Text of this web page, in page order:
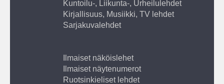
Kuntoilu-, Liikunta-, Urheilulehdet
Kirjallisuus, Musiikki, TV lehdet
Sarjakuvalehdet
Ilmaiset näköislehet
Ilmaiset näytenumerot
Ruotsinkieliset lehdet